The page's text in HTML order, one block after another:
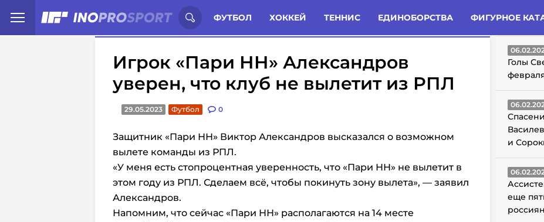
ФУТБОЛ ХОККЕЙ ТЕННИС ЕДИНОБОРСТВА ФИГУРНОЕ
Иностранцы о спорте России: Статьи Комменты Новости
Игрок «Пари НН» Александров
уверен, что клуб не вылетит из РПЛ
29.05.2023 Футбол 0
Защитник «Пари НН» Виктор Александров высказался о возможном
вылете команды из РПЛ.
«У меня есть стопроцентная уверенность, что «Пари НН» не вылетит в
этом году из РПЛ. Сделаем всё, чтобы покинуть зону вылета», — заявил
Александров.
Напомним, что сейчас «Пари НН» располагаются на 14 месте
ГОЛЫ
Голы
и
еще